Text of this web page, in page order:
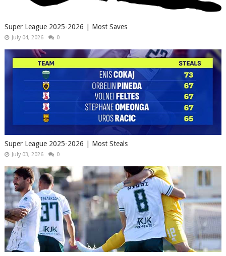
Super League 2025-2026 | Most Saves
July 04, 2026 0
Super League 2025-2026 | Most Steals
July 03, 2026 0